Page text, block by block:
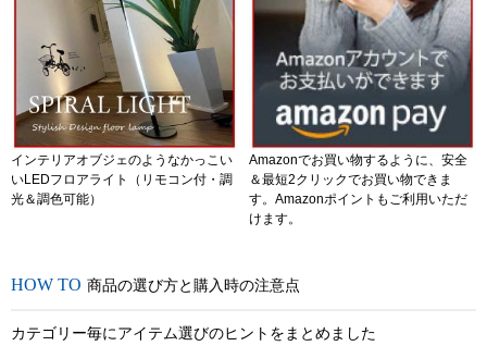
インテリアオブジェのようなかっこい
いLEDフロアライト（リモコン付・調
光＆調色可能）
Amazonでお買い物するように、安全
＆最短2クリックでお買い物できま
す。Amazonポイントもご利用いただ
けます。
商品の選び方と購入時の注意点
カテゴリー毎にアイテム選びのヒントをまとめました